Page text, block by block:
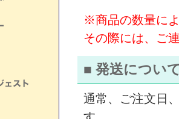
※商品の数量に
その際には、ご
■ 発送につい
通常、ご注文日